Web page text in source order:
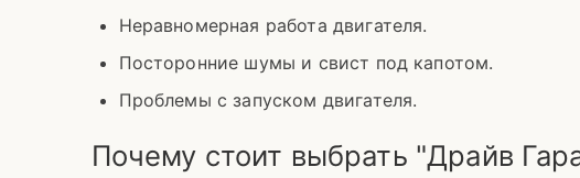
Неравномерная работа двигателя.
Посторонние шумы и свист под капотом.
Проблемы с запуском двигателя.
Почему стоит выбрать "Драйв